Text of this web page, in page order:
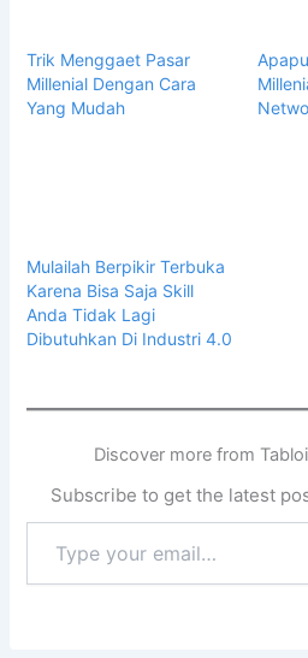
Trik Menggaet Pasar
Millenial Dengan Cara
Yang Mudah
Mulailah Berpikir Terbuka
Karena Bisa Saja Skill
Anda Tidak Lagi
Dibutuhkan Di Industri 4.0
Discover more from
Subscribe to get the latest